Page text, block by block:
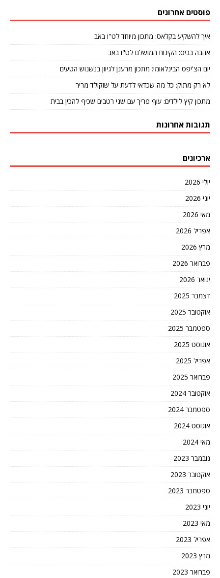
פוסטים אחרונים
איך להשקיע בקלאס: מתכון מיוחד לט"ו באב
אהבה בביס: הקינוח המושלם לט"ו באב
יום הצ'יפס הבינלאומי: מתכון מרענן לגיוון בנשנוש הטעים
לא רק מתוק: כל מה שכדאי לדעת על שוקולד מריר
מתכון קיץ לילדים: עוף פריך עם שני רטבים שכיף להכין בבית
תגובות אחרונות
ארכיונים
יולי 2026
יוני 2026
מאי 2026
אפריל 2026
מרץ 2026
פברואר 2026
ינואר 2026
דצמבר 2025
אוקטובר 2025
ספטמבר 2025
אוגוסט 2025
אפריל 2025
פברואר 2025
אוקטובר 2024
ספטמבר 2024
אוגוסט 2024
מאי 2024
נובמבר 2023
אוקטובר 2023
ספטמבר 2023
יוני 2023
מאי 2023
אפריל 2023
מרץ 2023
פברואר 2023